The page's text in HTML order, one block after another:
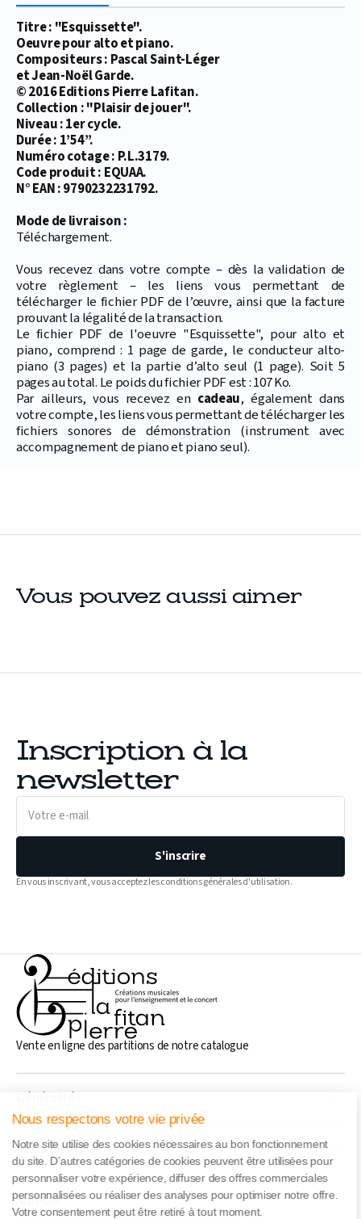
Nous respectons votre vie privée
Notre site utilise des cookies nécessaires au bon fonctionnement
du site. D’autres catégories de cookies peuvent être utilisées pour
personnaliser votre expérience, diffuser des offres commerciales
personnalisées ou réaliser des analyses pour optimiser notre offre.
Votre consentement peut être retiré à tout moment.
Titre : "Esquissette".
Oeuvre pour alto et piano.
Compositeurs : Pascal Saint-Léger
et Jean-Noël Garde.
© 2016 Editions Pierre Lafitan.
Collection : "Plaisir de jouer".
Niveau : 1er cycle.
Durée : 1’54’’.
Numéro cotage : P.L.3179.
Code produit : EQUAA.
N° EAN : 9790232231792.
Mode de livraison :
Téléchargement.
Vous recevez dans votre compte – dès la validation de
votre règlement – les liens vous permettant de
télécharger le fichier PDF de l’œuvre, ainsi que la facture
prouvant la légalité de la transaction.
Le fichier PDF de l'oeuvre "Esquissette", pour alto et
piano, comprend : 1 page de garde, le conducteur alto-
piano (3 pages) et la partie d’alto seul (1 page). Soit 5
pages au total. Le poids du fichier PDF est : 107 Ko.
Par ailleurs, vous recevez en cadeau, également dans
votre compte, les liens vous permettant de télécharger les
fichiers sonores de démonstration (instrument avec
accompagnement de piano et piano seul).
Vous pouvez aussi aimer
Inscription à la
newsletter
Votre
mail
S'inscrire
En vous inscrivant, vous acceptez les conditions générales d'utilisation.
Vente en ligne des partitions de notre catalogue
Généralités
Liens rapide
Adresse